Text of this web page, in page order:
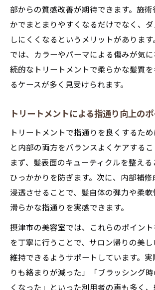
部からの質感改善が期待できます。施術
かでまとまりやすくなるだけでなく、
しにくくなるというメリットがあります
では、カラーやパーマによる傷みが気
続的なトリートメントで柔らかな髪質
るケースが多く見受けられます。
トリートメントによる指通り向上の
トリートメントで指通りを良くするた
と内部の両方をバランスよくケアするこ
まず、髪表面のキューティクルを整える
ひっかかりを防ぎます。次に、内部補修
浸透させることで、髪自体の弾力や柔軟
滑らかな指通りを実感できます。
摂津市の美容室では、これらのポイン
を丁寧に行うことで、サロン帰りの美し
維持できるようサポートしています。実
りも絡まりが減った」「ブラッシング
くなった」といった利用者の声も多く